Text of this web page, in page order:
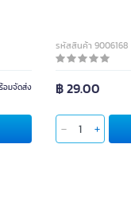
อมจัดส่ง
รหัสสินค้า 9006168
฿ 29.00